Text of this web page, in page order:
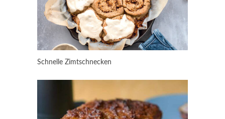
Schnelle Zimtschnecken